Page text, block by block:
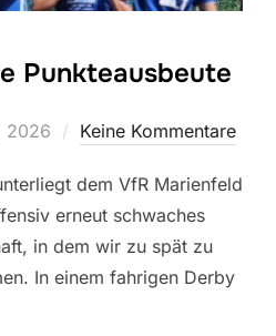
Punkteausbeute
2026 Keine Kommentare
dem VfR Marienfeld
erneut schwaches
in dem wir zu spät zu
In einem fahrigen Derby